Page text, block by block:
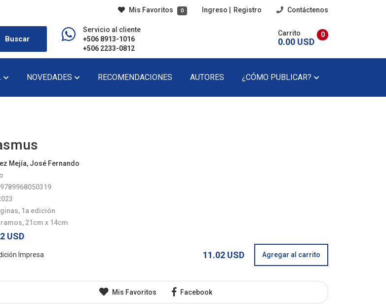
Mis Favoritos 0 Ingreso Registro Contáctenos
Buscar
Servicio al cliente
+506 8913-1016
+506 2233-0812
0
Carrito
0.00 USD
Infantil
Juvenil
NOVEDADES RECOMENDACIONES AUTORES ¿CÓMO PUBLICAR?
Mejía, José Fernando
9789968050319
1a edición
21cm x 14cm
USD
Impresa 11.02 USD Agregar al carrito
Mis Favoritos Facebook